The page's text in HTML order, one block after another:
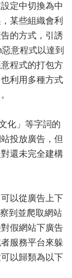
定中切換為中
某些組織會利
的方式，引誘
意程式以達到
程式的打包方
利用多種方式
化」等字詞的
投放廣告，但
還未完全建構
以從廣告上下
到並爬取網站
假網站下廣告
服務平台來躲
以歸類為以下